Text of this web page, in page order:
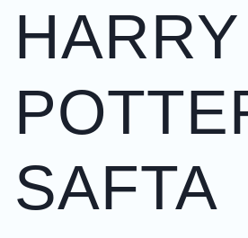
HARRY
SAFTA